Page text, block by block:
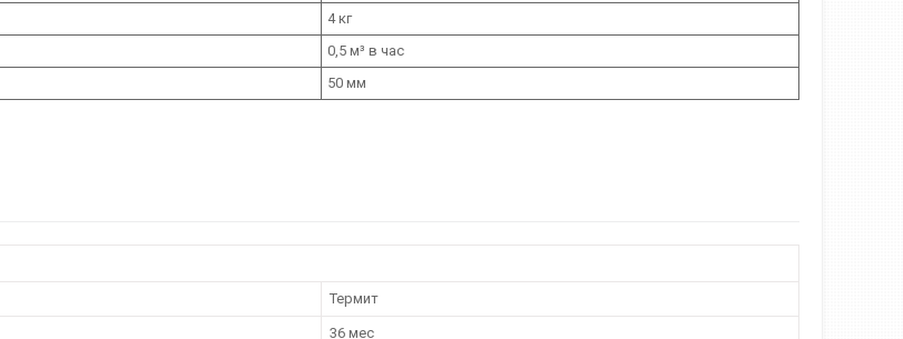
4 кг
0,5 м³ в час
50 мм
Термит
36 мес